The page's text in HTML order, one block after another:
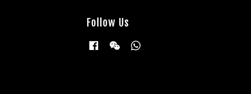
Follow Us
Facebook Wechat